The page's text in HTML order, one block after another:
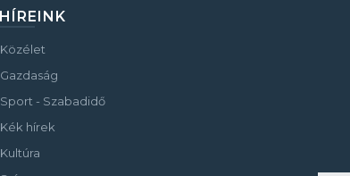
HÍREINK
Közélet
Gazdaság
Sport - Szabadidő
Kék hírek
Kultúra